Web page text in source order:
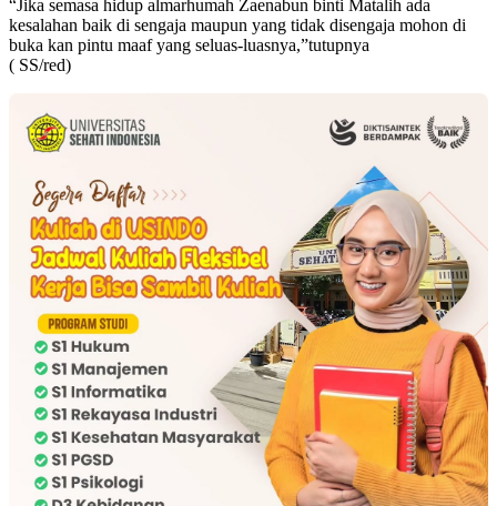
“Jika semasa hidup almarhumah Zaenabun binti Matalih ada
kesalahan baik di sengaja maupun yang tidak disengaja mohon di
buka kan pintu maaf yang seluas-luasnya,”tutupnya
( SS/red)